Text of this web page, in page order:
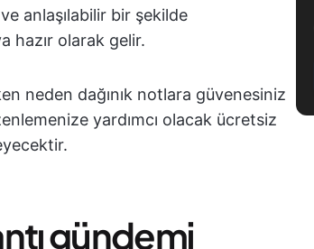
anlaşılabilir bir şekilde
hazır olarak gelir.
neden dağınık notlara güvenesiniz
yardımcı olacak ücretsiz
gündemi